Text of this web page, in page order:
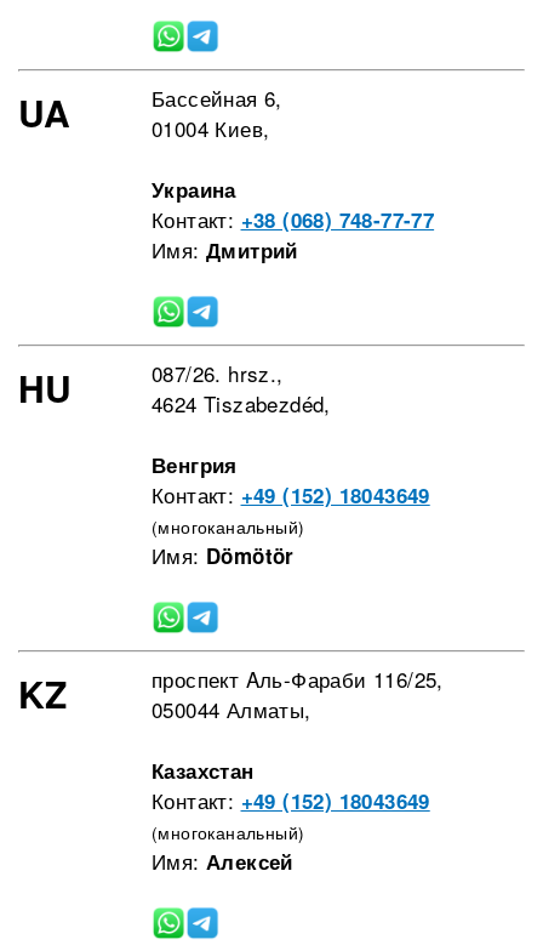
UA
Бассейная 6,
01004 Киев,
Украина
Контакт: +38 (068) 748-77-77
Имя: Дмитрий
HU
087/26. hrsz.,
4624 Tiszabezdéd,
Венгрия
Контакт: +49 (152) 18043649
(многоканальный)
Имя: Dömötör
KZ
проспект Aль-Фараби 116/25,
050044 Алматы,
Казахстан
Контакт: +49 (152) 18043649
(многоканальный)
Имя: Алексей